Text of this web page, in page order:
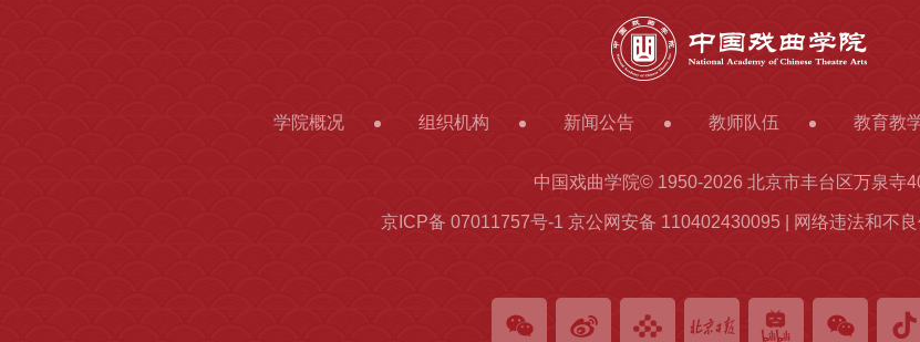
学院概况 组织机构 新闻公告 教师队伍 教育教
中国戏曲学院© 1950-2026 北京市丰台区万泉寺
京ICP备 07011757号-1 京公网安备 110402430095 | 网络违法和不